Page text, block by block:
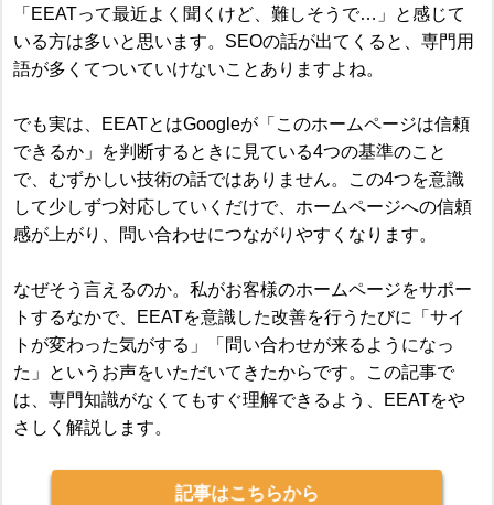
「EEATって最近よく聞くけど、難しそうで…」と感じて
いる方は多いと思います。SEOの話が出てくると、専門用
語が多くてついていけないことありますよね。
でも実は、EEATとはGoogleが「このホームページは信頼
できるか」を判断するときに見ている4つの基準のこと
で、むずかしい技術の話ではありません。この4つを意識
して少しずつ対応していくだけで、ホームページへの信頼
感が上がり、問い合わせにつながりやすくなります。
なぜそう言えるのか。私がお客様のホームページをサポー
トするなかで、EEATを意識した改善を行うたびに「サイ
トが変わった気がする」「問い合わせが来るようになっ
た」というお声をいただいてきたからです。この記事で
は、専門知識がなくてもすぐ理解できるよう、EEATをや
さしく解説します。
記事はこちらから